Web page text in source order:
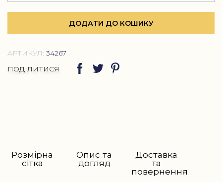
ДОДАТИ ДО КОШИКУ
АРТИКУЛ: 34267
ПОДІЛИТИСЯ
Розмірна
сітка
Опис та
догляд
Доставка
та
повернення